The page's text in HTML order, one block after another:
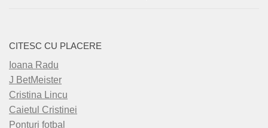
CITESC CU PLACERE
Ioana Radu
J BetMeister
Cristina Lincu
Caietul Cristinei
Ponturi fotbal